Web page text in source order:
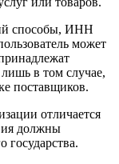
причины для
компании
сотрудников
тех ООО, которые
или товаров.
способы, ИНН
может